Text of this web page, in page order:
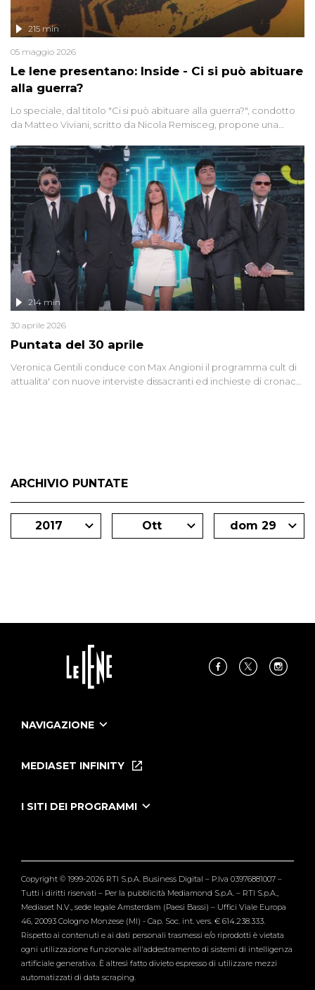
Le Iene presentano: Inside - Ci si può abituare
alla guerra?
215 min
05 maggio 2026
Lo speciale, dal titolo "Ci si può abituare alla guerra?", condotto
da Matteo Viviani, scritto da Nicola Remisceg, propone una
di settore - su quanto la guerra sia diventata una realtà pervasiva.
Anche se l'Italia non è direttamente coinvolta in conflitti armati, il
contesto globale rende impossibile considerarla un fenomeno
lontano.
Puntata del 30 aprile
214 min
30 aprile 2026
Veronica Gentili conduce con Max Angioni il programma cult di
attualita' con nuove interviste dissacranti ed inchieste di cronaca
ARCHIVIO PUNTATE
2017 Ott dom 29
NAVIGAZIONE
Le Iene Presentano Inside
Tutti i servizi
MEDIASET INFINITY
I SITI DEI PROGRAMMI
Verissimo
Copyright © 1999-2026 RTI S.p.A. Business Digital – P.Iva 03976881007 –
Tutti i diritti riservati – Per la pubblicità Mediamond S.p.A. – RTI S.p.A.,
Mediaset N.V., sede legale Amsterdam (Paesi Bassi) – Uffici Viale Europa
46, 20093 Cologno Monzese (MI) - Cap. Soc. int. vers. € 614.238.333.
Rispetto ai contenuti e ai dati personali trasmessi e/o riprodotti è vietata
ogni utilizzazione funzionale all'addestramento di sistemi di intelligenza
artificiale generativa. È altresì fatto divieto espresso di utilizzare mezzi
automatizzati di data scraping.